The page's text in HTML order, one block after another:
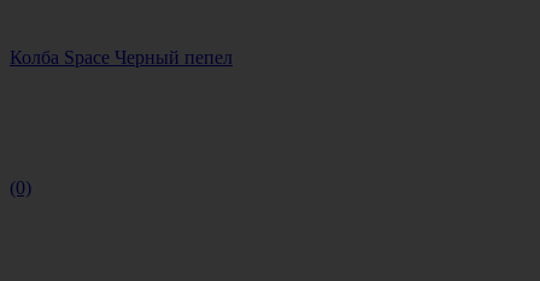
Колба Space Черный пепел
(0)